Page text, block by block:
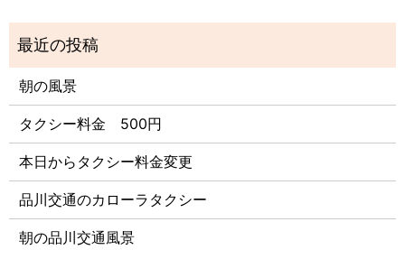
朝の風景
タクシー料金 500円
本日からタクシー料金変更
品川交通のカローラタクシー
朝の品川交通風景